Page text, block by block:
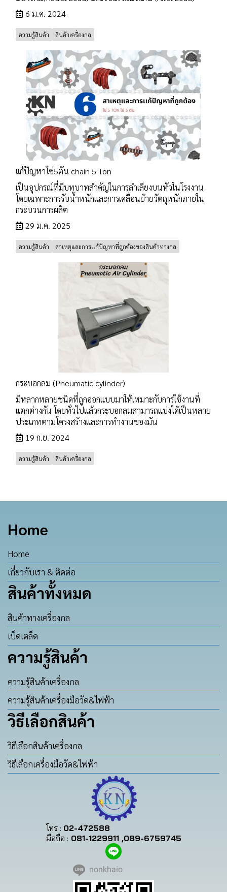
6 ม.ค. 2024
ความรู้สินค้า สินค้าเครื่องกล
เเก้ปัญหาโซ่5ตัน chain 5 Ton
เป็นอุปกรณ์ที่มีบทบาทสำคัญในการลำเลียงบนหัวในโรงงาน
โดยเฉพาะการรับน้ำหนักและการเคลื่อนย้ายวัตถุหนักภายใน
กระบวนการผลิต
29 ม.ค. 2025
ความรู้สินค้า สาเหตุและการเเก้ปัญหาที่ถูกต้องของสินค้าทางกล
กระบอกลม (Pneumatic cylinder)
มีหลากหลายชนิดที่ถูกออกแบบมาให้เหมาะกับการใช้งานที่
แตกต่างกัน โดยทั่วไปแล้วกระบอกลมสามารถแบ่งได้เป็นหลาย
ประเภทตามโครงสร้างและการทำงานของมัน
19 ก.ย. 2024
ความรู้สินค้า สินค้าเครื่องกล
Home
Home
เกี่ยวกับเรา & ติดต่อ
สินค้าทั้งหมด
สินค้าทางเครื่องกล
เบ็ดเตล็ด
ความรู้สินค้า
ความรู้สินค้าเครื่องกล
ความรู้สินค้าเครื่องมือวัด&ไฟฟ้า
วิธีเลือกสินค้า
วิธีเลือกสินค้าเครื่องกล
วิธีเลือกเครื่องมือวัด&ไฟฟ้า
โทร : 02-472588
มือถือ : 081-1229911 ,089-6759745
nonkhaio